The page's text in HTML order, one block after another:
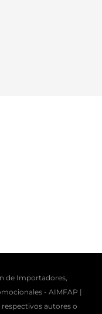
de Importadores,
- AIMFAP |
autores o